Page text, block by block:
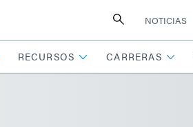
NOTICIAS
RECURSOS CARRERAS